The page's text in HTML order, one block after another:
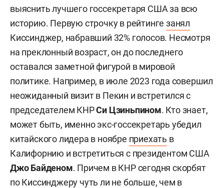
выяснить лучшего госсекретаря США за всю
историю. Первую строчку в рейтинге занял
Киссинджер, набравший 32% голосов. Несмотря
на преклонный возраст, он до последнего
оставался заметной фигурой в мировой
политике. Например, в июле 2023 года совершил
неожиданный визит в Пекин и встретился с
председателем КНРСи Цзиньпином. Кто знает,
может быть, именно экс-госсекретарь убедил
китайского лидера в ноябре приехать в
Калифорнию и встретиться с президентом США
Джо Байденом. Причем в КНР сегодня скорбят
по Киссинджеру чуть ли не больше, чем в